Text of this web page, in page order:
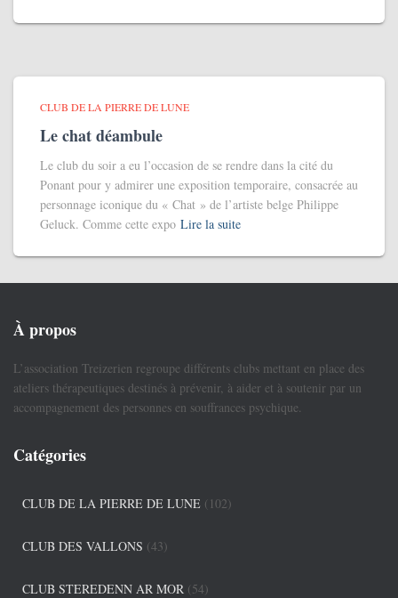
CLUB DE LA PIERRE DE LUNE
Le chat déambule
Le club du soir a eu l’occasion de se rendre dans la cité du
Ponant pour y admirer une exposition temporaire, consacrée au
personnage iconique du « Chat » de l’artiste belge Philippe
Geluck. Comme cette expo Lire la suite
À propos
L’association Treizerien regroupe différents clubs mettant en place des
ateliers thérapeutiques destinés à prévenir, à aider et à soutenir par un
accompagnement des personnes en souffrances psychique.
Catégories
CLUB DE LA PIERRE DE LUNE (102)
CLUB DES VALLONS (43)
CLUB STEREDENN AR MOR (54)